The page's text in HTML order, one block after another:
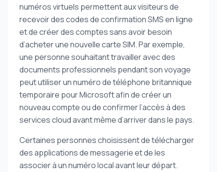
numéros virtuels permettent aux visiteurs de
recevoir des codes de confirmation SMS en ligne
et de créer des comptes sans avoir besoin
d’acheter une nouvelle carte SIM. Par exemple,
une personne souhaitant travailler avec des
documents professionnels pendant son voyage
peut utiliser un numéro de téléphone britannique
temporaire pour Microsoft afin de créer un
nouveau compte ou de confirmer l’accès à des
services cloud avant même d’arriver dans le pays.
Certaines personnes choisissent de télécharger
des applications de messagerie et de les
associer à un numéro local avant leur départ.